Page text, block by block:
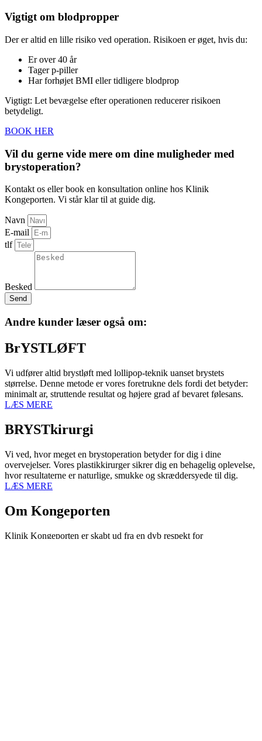
Vigtigt om blodpropper
Der er altid en lille risiko ved operation. Risikoen er øget, hvis du:
Er over 40 år
Tager p-piller
Har forhøjet BMI eller tidligere blodprop
Vigtigt: Let bevægelse efter operationen reducerer risikoen
betydeligt.
BOOK HER
Vil du gerne vide mere om dine muligheder med
brystoperation?
Kontakt os eller book en konsultation online hos Klinik
Kongeporten. Vi står klar til at guide dig.
Navn
E-mail
tlf
Besked
Send
Andre kunder læser også om:
BrYSTLØFT
Vi udfører altid brystløft med lollipop-teknik uanset brystets
størrelse. Denne metode er vores foretrukne dels fordi det betyder:
minimalt ar, struttende resultat og højere grad af bevaret følesans.
LÆS MERE
BRYSTkirurgi
Vi ved, hvor meget en brystoperation betyder for dig i dine
overvejelser. Vores plastikkirurger sikrer dig en behagelig oplevelse,
hvor resultaterne er naturlige, smukke og skræddersyede til dig.
LÆS MERE
Om Kongeporten
Klinik Kongeporten er skabt ud fra en dyb respekt for